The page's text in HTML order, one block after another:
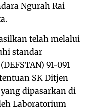
Ngurah Rai
telah melalui
standar
91-091
SK Ditjen
dipasarkan di
Laboratorium